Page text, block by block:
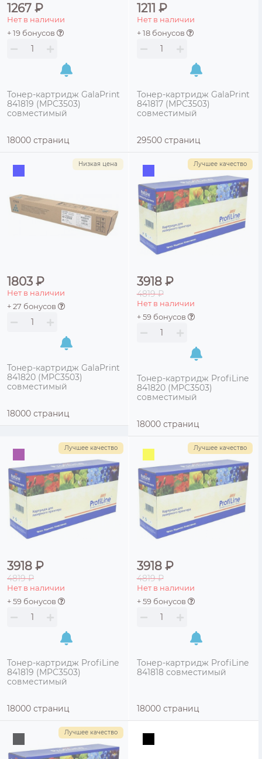
1267 ₽
Нет в наличии
+ 19 бонусов
Тонер-картридж GalaPrint
841819 (MPC3503)
совместимый
18000 страниц
1211 ₽
Нет в наличии
+ 18 бонусов
Тонер-картридж GalaPrint
841817 (MPC3503)
совместимый
29500 страниц
Низкая цена
1803 ₽
Нет в наличии
+ 27 бонусов
Тонер-картридж GalaPrint
841820 (MPC3503)
совместимый
18000 страниц
Лучшее качество
3918 ₽
4819 ₽
Нет в наличии
+ 59 бонусов
Тонер-картридж ProfiLine
841820 (MPC3503)
совместимый
18000 страниц
Лучшее качество
3918 ₽
4819 ₽
Нет в наличии
+ 59 бонусов
Тонер-картридж ProfiLine
841819 (MPC3503)
совместимый
18000 страниц
Лучшее качество
3918 ₽
4819 ₽
Нет в наличии
+ 59 бонусов
Тонер-картридж ProfiLine
841818 совместимый
18000 страниц
Лучшее качество